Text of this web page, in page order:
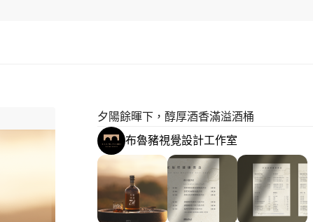
夕陽餘暉下，醇厚酒香滿溢酒桶
布魯豬視覺設計工作室